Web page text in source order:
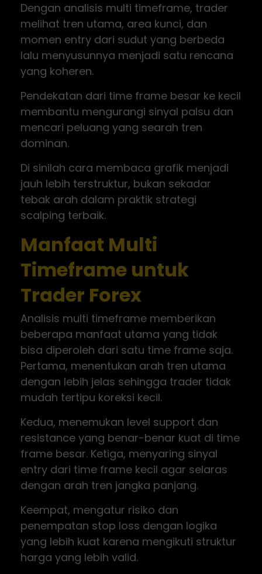
Dengan analisis multi timeframe, trader
melihat tren utama, area kunci, dan
momen entry dari sudut yang berbeda
lalu menyusunnya menjadi satu rencana
yang koheren.
Pendekatan dari time frame besar ke kecil
membantu mengurangi sinyal palsu dan
mencari peluang yang searah tren
dominan.
Di sinilah cara membaca grafik menjadi
jauh lebih terstruktur, bukan sekadar
tebak arah dalam praktik strategi
scalping terbaik.
Manfaat Multi
Timeframe untuk
Trader Forex
Analisis multi timeframe memberikan
beberapa manfaat utama yang tidak
bisa diperoleh dari satu time frame saja.
Pertama, menentukan arah tren utama
dengan lebih jelas sehingga trader tidak
mudah tertipu koreksi kecil.
Kedua, menemukan level support dan
resistance yang benar-benar kuat di time
frame besar. Ketiga, menyaring sinyal
entry dari time frame kecil agar selaras
dengan arah tren jangka panjang.
Keempat, mengatur risiko dan
penempatan stop loss dengan logika
yang lebih kuat karena mengikuti struktur
harga yang lebih valid.